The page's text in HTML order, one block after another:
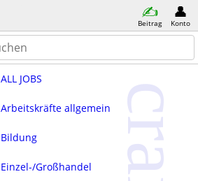
Beitrag Konto
ALL JOBS
Arbeitskräfte allgemein
Bildung
Einzel-/Großhandel